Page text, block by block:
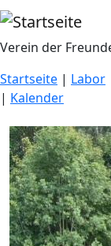
Direkt zum Inhalt
Verein der
Startseite | Labor
| Kalender